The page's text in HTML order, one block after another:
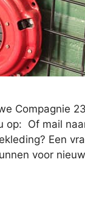
Compagnie
Of mail
Een
voor